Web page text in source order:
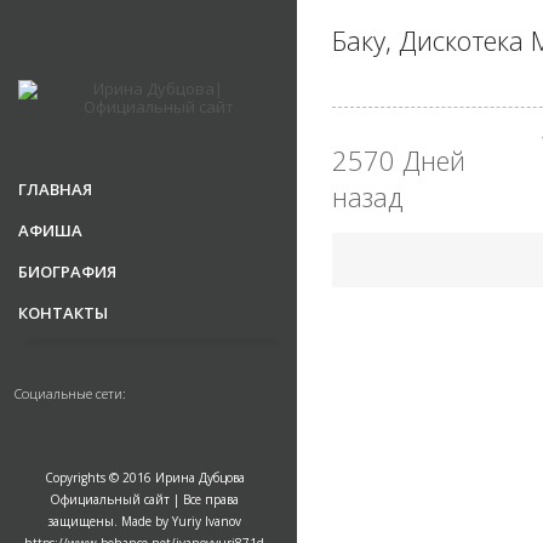
ГЛАВНАЯ
АФИША
БИОГРАФИЯ
КОНТАКТЫ
Социальные сети:
Copyrights © 2016 Ирина Дубцова
Официальный сайт | Все права
защищены. Made by Yuriy Ivanov
Баку,
2570 Дней
назад